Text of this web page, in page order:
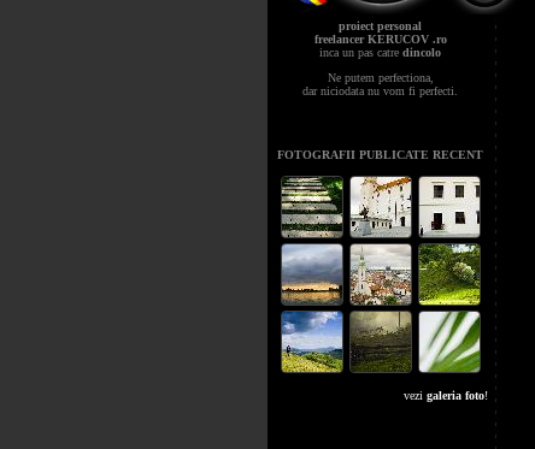
proiect personal
freelancer KERUCOV .ro
inca un pas catre dincolo
Ne putem perfectiona,
dar niciodata nu vom fi perfecti.
FOTOGRAFII PUBLICATE RECENT
vezi galeria foto!